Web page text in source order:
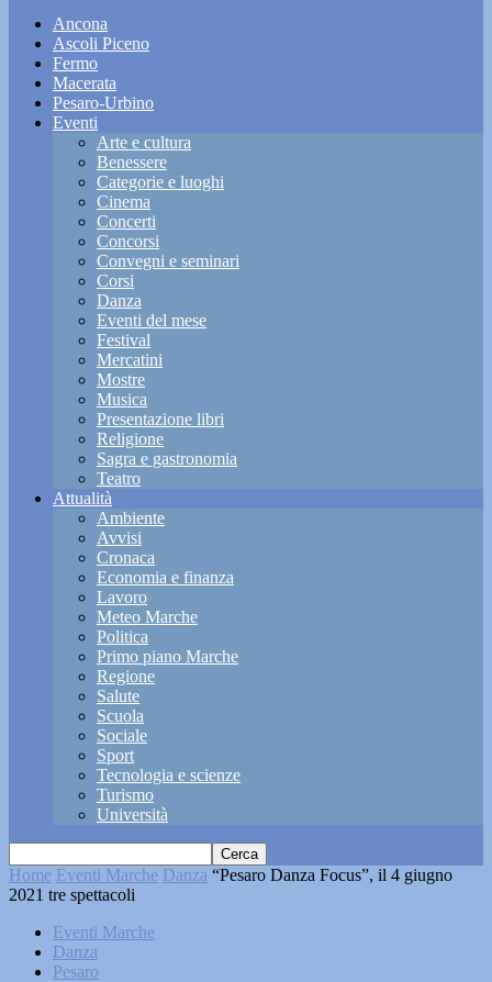
Ancona
Ascoli Piceno
Fermo
Macerata
Pesaro-Urbino
Eventi
Arte e cultura
Benessere
Categorie e luoghi
Cinema
Concerti
Concorsi
Convegni e seminari
Corsi
Danza
Eventi del mese
Festival
Mercatini
Mostre
Musica
Presentazione libri
Religione
Sagra e gastronomia
Teatro
Attualità
Ambiente
Avvisi
Cronaca
Economia e finanza
Lavoro
Meteo Marche
Politica
Primo piano Marche
Regione
Salute
Scuola
Sociale
Sport
Tecnologia e scienze
Turismo
Università
Home Eventi Marche Danza “Pesaro Danza Focus”, il 4 giugno
2021 tre spettacoli
Eventi Marche
Danza
Pesaro